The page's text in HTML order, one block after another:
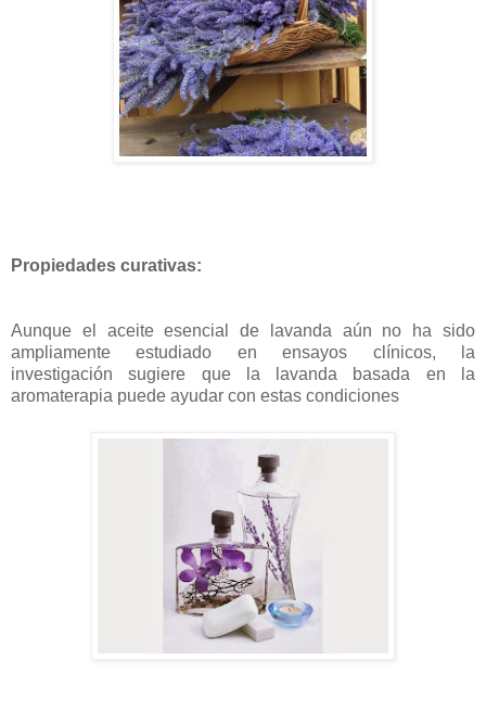
Propiedades curativas:
Aunque el aceite esencial de lavanda aún no ha sido
ampliamente estudiado en ensayos clínicos, la
investigación sugiere que la lavanda basada en la
aromaterapia puede ayudar con estas condiciones